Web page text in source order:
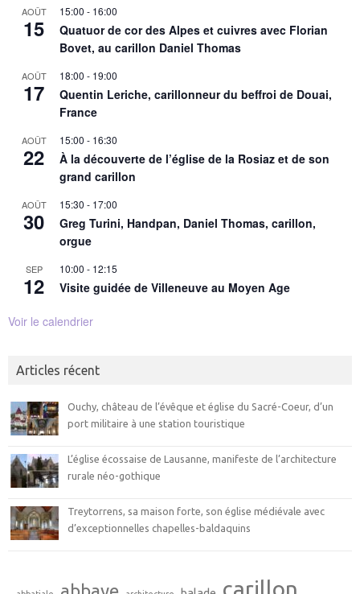
AOÛT
15
15:00 - 16:00
Quatuor de cor des Alpes et cuivres avec Florian
Bovet, au carillon Daniel Thomas
AOÛT
17
18:00 - 19:00
Quentin Leriche, carillonneur du beffroi de Douai,
France
AOÛT
22
15:00 - 16:30
À la découverte de l’église de la Rosiaz et de son
grand carillon
AOÛT
30
15:30 - 17:00
Greg Turini, Handpan, Daniel Thomas, carillon,
orgue
SEP
12
10:00 - 12:15
Visite guidée de Villeneuve au Moyen Age
Voir le calendrier
Articles récent
Ouchy, château de l’évêque et église du Sacré-Coeur, d’un
port militaire à une station touristique
L’église écossaise de Lausanne, manifeste de l’architecture
rurale néo-gothique
Treytorrens, sa maison forte, son église médiévale avec
d’exceptionnelles chapelles-baldaquins